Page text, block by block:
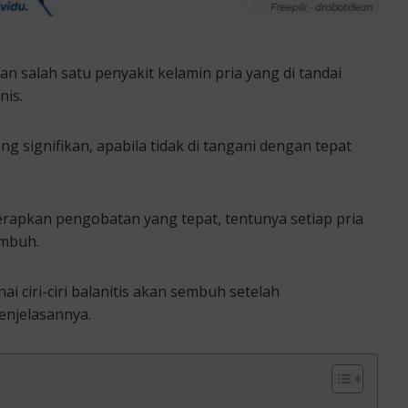
salah satu penyakit kelamin pria yang di tandai
signifikan, apabila tidak di tangani dengan tepat
pengobatan yang tepat, tentunya setiap pria
ciri-ciri balanitis akan sembuh setelah